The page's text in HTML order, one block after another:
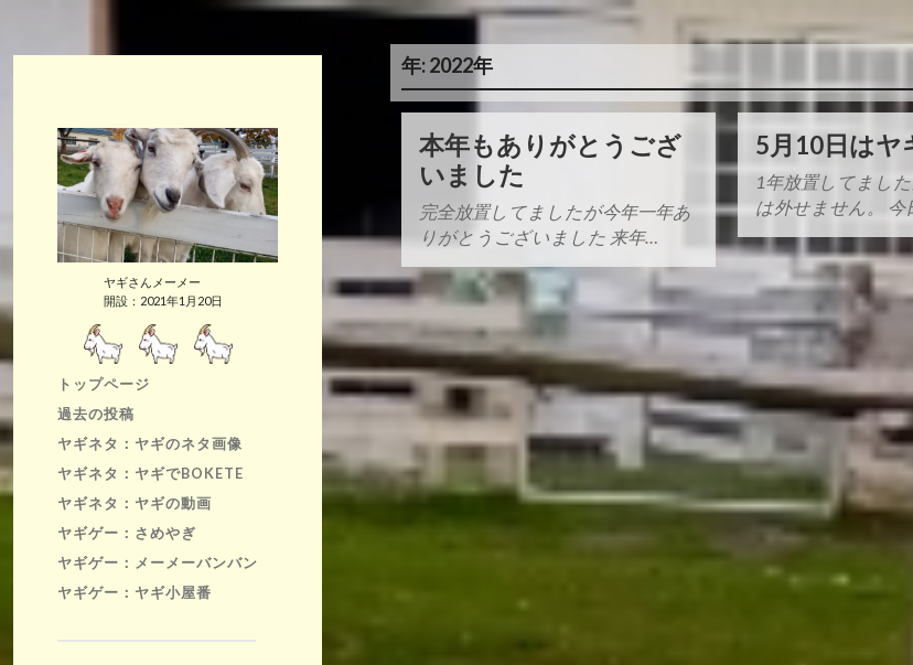
ヤギさんメーメー
開設：2021年1月20日
トップページ
過去の投稿
ヤギネタ：ヤギのネタ画像
ヤギネタ：ヤギでBOKETE
ヤギネタ：ヤギの動画
ヤギゲー：さめやぎ
ヤギゲー：メーメーバンバン
ヤギゲー：ヤギ小屋番
年:2022年
本年もありがとうござ
いました
完全放置してましたが今年一年あ
りがとうございました 来年…
5月10日はヤ
1年放置してまし
は外せません。